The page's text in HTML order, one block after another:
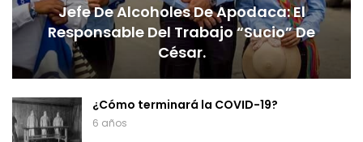
Jefe De Alcoholes De Apodaca: El
Responsable Del Trabajo “sucio” De
César.
¿Cómo terminará la COVID-19?
6 años